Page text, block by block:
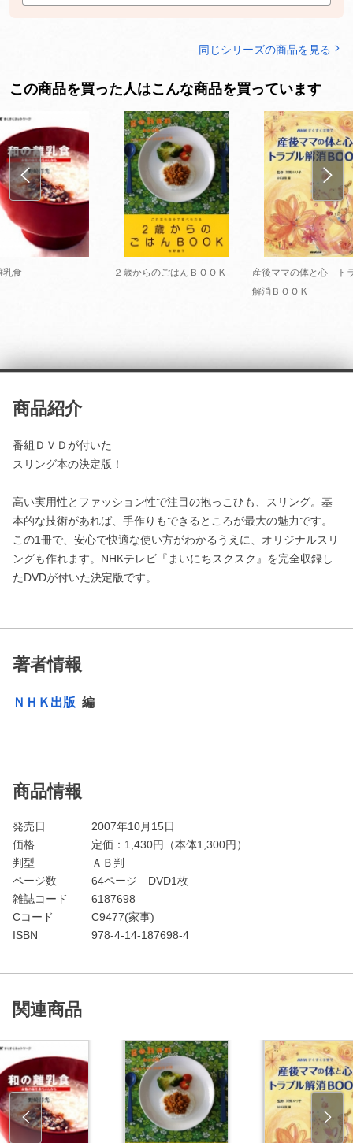
同じシリーズの商品を見る
この商品を買った人はこんな商品を買っています
乳食 ２歳からのごはんＢＯＯＫ
産後ママの体と心 ト
解消ＢＯＯＫ
商品紹介
番組ＤＶＤが付いた
スリング本の決定版！
高い実用性とファッション性で注目の抱っこひも、スリング。基
本的な技術があれば、手作りもできるところが最大の魅力です。
この1冊で、安心で快適な使い方がわかるうえに、オリジナルスリ
ングも作れます。NHKテレビ『まいにちスクスク』を完全収録し
たDVDが付いた決定版です。
著者情報
ＮＨＫ出版 編
商品情報
発売日
2007年10月15日
価格
定価： 1,430円（本体1,300円）
判型
ＡＢ判
ページ数
64ページ DVD1枚
雑誌コード
6187698
Cコード
C9477(家事)
ISBN
978-4-14-187698-4
関連商品